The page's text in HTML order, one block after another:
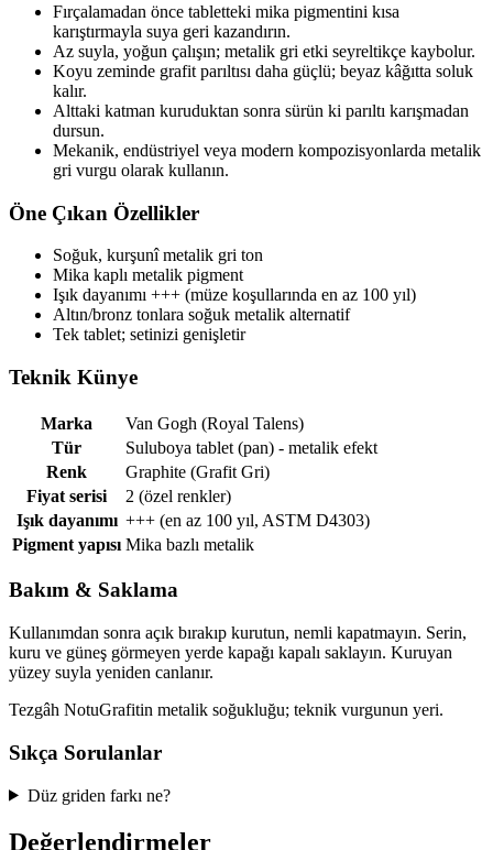
Fırçalamadan önce tabletteki mika pigmentini kısa
karıştırmayla suya geri kazandırın.
Az suyla, yoğun çalışın; metalik gri etki seyreltikçe kaybolur.
Koyu zeminde grafit parıltısı daha güçlü; beyaz kâğıtta soluk
kalır.
Alttaki katman kuruduktan sonra sürün ki parıltı karışmadan
dursun.
Mekanik, endüstriyel veya modern kompozisyonlarda metalik
gri vurgu olarak kullanın.
Öne Çıkan Özellikler
Soğuk, kurşunî metalik gri ton
Mika kaplı metalik pigment
Işık dayanımı +++ (müze koşullarında en az 100 yıl)
Altın/bronz tonlara soğuk metalik alternatif
Tek tablet; setinizi genişletir
Teknik Künye
Marka
Van Gogh (Royal Talens)
Tür
Suluboya tablet (pan) - metalik efekt
Renk
Graphite (Grafit Gri)
Fiyat serisi
2 (özel renkler)
Işık dayanımı +++ (en az 100 yıl, ASTM D4303)
Pigment yapısı Mika bazlı metalik
Bakım & Saklama
Kullanımdan sonra açık bırakıp kurutun, nemli kapatmayın. Serin,
kuru ve güneş görmeyen yerde kapağı kapalı saklayın. Kuruyan
yüzey suyla yeniden canlanır.
Tezgâh NotuGrafitin metalik soğukluğu; teknik vurgunun yeri.
Sıkça Sorulanlar
Düz griden farkı ne?
Değerlendirmeler